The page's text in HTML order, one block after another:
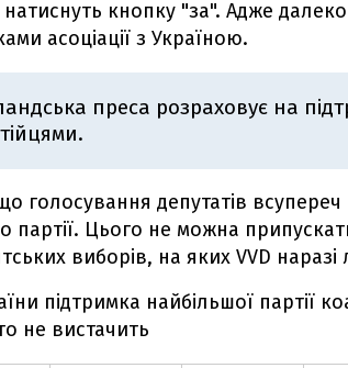
кнопку "за". Адже
асоціації з Україною.
преса розраховує на
голосування депутатів
партії. Цього не можна
виборів, на яких VVD наразі
підтримка найбільшої партії
не вистачить